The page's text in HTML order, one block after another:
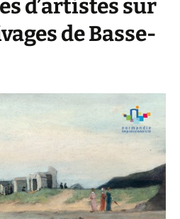
d’artistes sur
de Basse-